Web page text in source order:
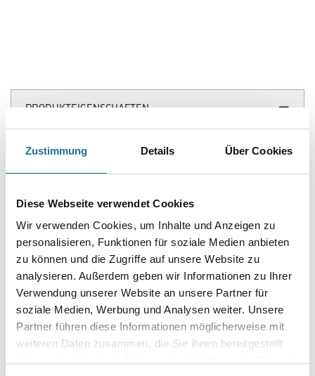
Zustimmung Details Über Cookies
Diese Webseite verwendet Cookies
Wir verwenden Cookies, um Inhalte und Anzeigen zu
personalisieren, Funktionen für soziale Medien anbieten
zu können und die Zugriffe auf unsere Website zu
analysieren. Außerdem geben wir Informationen zu Ihrer
Verwendung unserer Website an unsere Partner für
soziale Medien, Werbung und Analysen weiter. Unsere
Partner führen diese Informationen möglicherweise mit
weiteren Daten zusammen, die Sie ihnen bereitgestellt
PRODUKTEIGENSCHAFTEN
Produkteigenschaft
- Langsamflüchtig
Material-, Umluft- und Untergrundtemperatur mindestens 5°C.
bei
direkter Sonneneinstrahlung verarbeiten. Vorsicht bei Gefahr von
Nachtfrost.
Gefahr